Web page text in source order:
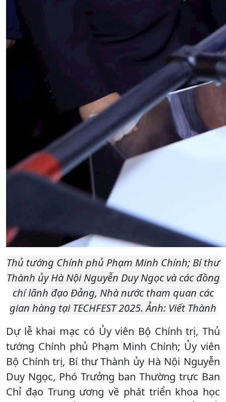
Thủ tướng Chính phủ Phạm Minh Chính; Bí thư
Thành ủy Hà Nội Nguyễn Duy Ngọc và các đồng
chí lãnh đạo Đảng, Nhà nước tham quan các
gian hàng tại TECHFEST 2025.Ảnh: Viết Thành
Dự lễ khai mạc có Ủy viên Bộ Chính trị, Thủ
tướng Chính phủ Phạm Minh Chính; Ủy viên
Bộ Chính trị, Bí thư Thành ủy Hà Nội Nguyễn
Duy Ngọc, Phó Trưởng ban Thường trực Ban
Chỉ đạo Trung ương về phát triển khoa học